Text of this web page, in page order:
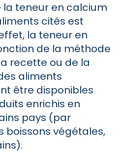
la teneur en calcium
cités est
la teneur en
de la méthode
recette ou de la
aliments
être disponibles
enrichis en
pays (par
boissons végétales,